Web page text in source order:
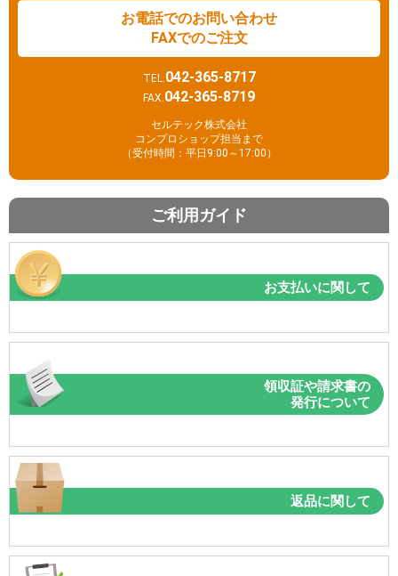
お電話でのお問い合わせ
FAXでのご注文
TEL.042-365-8717
FAX.042-365-8719
セルテック株式会社
コンプロショップ担当まで
（受付時間：平日9:00～17:00）
ご利用ガイド
お支払いに関して
領収証や請求書の
発行について
返品に関して